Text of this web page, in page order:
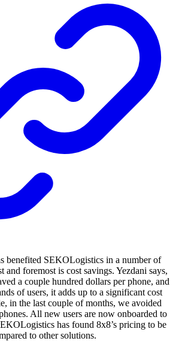
benefited SEKOLogistics in a number of
and foremost is cost savings. Yezdani says,
a couple hundred dollars per phone, and
of users, it adds up to a significant cost
in the last couple of months, we avoided
All new users are now onboarded to
has found 8x8’s pricing to be
to other solutions.